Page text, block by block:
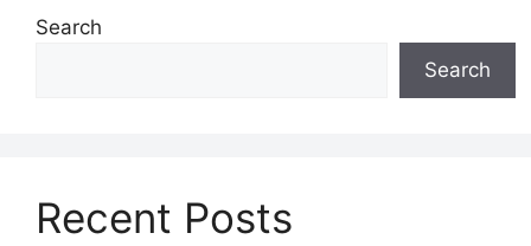
Search
Search
Recent Posts